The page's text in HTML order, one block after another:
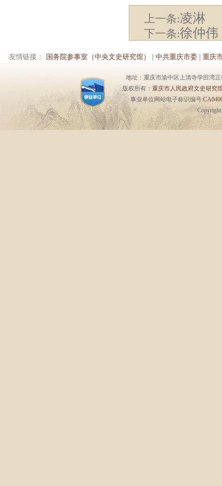
上一条:凌淋
下一条:徐仲伟
友情链接： 国务院参事室（中央文史研究馆） | 中共重庆市委 | 重庆
地址：重庆市渝中区上清寺学田湾
版权所有： 重庆市人民政府文史研究
事业单位网站电子标识编号: